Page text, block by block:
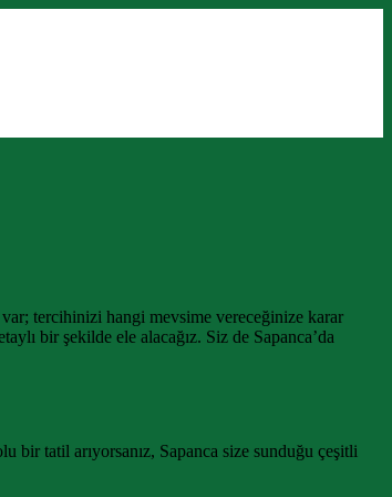
tercihinizi hangi mevsime vereceğinize karar
bir şekilde ele alacağız. Siz de Sapanca’da
tatil arıyorsanız, Sapanca size sunduğu çeşitli